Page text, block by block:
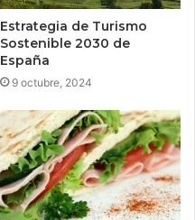
Estrategia de Turismo
Sostenible 2030 de
España
9 octubre, 2024